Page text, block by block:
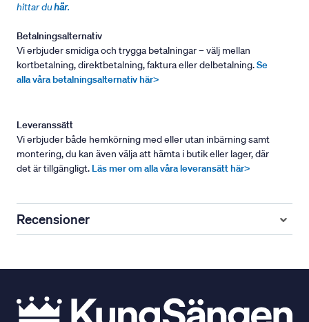
hittar duhär.
Betalningsalternativ
Vi erbjuder smidiga och trygga betalningar – välj mellan
kortbetalning, direktbetalning, faktura eller delbetalning.Se
alla våra betalningsalternativ här>
Leveranssätt
Vi erbjuder både hemkörning med eller utan inbärning samt
montering, du kan även välja att hämta i butik eller lager, där
det är tillgängligt. Läs mer om alla våra leveransätt här>
Recensioner